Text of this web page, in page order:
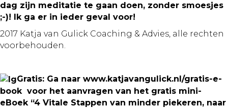
dag zijn meditatie te gaan doen, zonder smoesjes
;-)! Ik ga er in ieder geval voor!
2017 Katja van Gulick Coaching & Advies, alle rechten
voorbehouden.
Gratis: Ga naar www.katjavangulick.nl/gratis-e-
book voor het aanvragen van het gratis mini-
eBoek “4 Vitale Stappen van minder piekeren, naar